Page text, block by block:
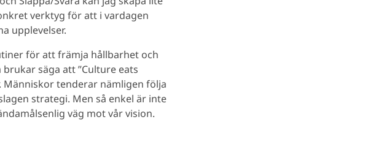
verktyg för att i vardagen
upplevelser.
för att främja hållbarhet och
säga att ”Culture eats
tenderar nämligen följa
strategi. Men så enkel är inte
väg mot vår vision.